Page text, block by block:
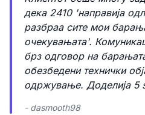
дека 2410 'направија
разбраа сите мои
очекувањата'.
брз одговор на
обезбедени технички
одржување. Доделија 5
- dasmooth98